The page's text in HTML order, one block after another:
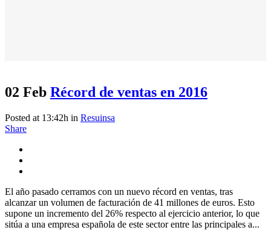
02 Feb Récord de ventas en 2016
Posted at 13:42h in Resuinsa
Share
El año pasado cerramos con un nuevo récord en ventas, tras
alcanzar un volumen de facturación de 41 millones de euros. Esto
supone un incremento del 26% respecto al ejercicio anterior, lo que
sitúa a una empresa española de este sector entre las principales a...